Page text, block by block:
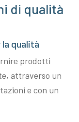
di qualità
qualità
prodotti
attraverso un
e con un